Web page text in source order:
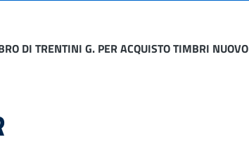
DI TRENTINI G. PER ACQUISTO TIMBRI NUOVO